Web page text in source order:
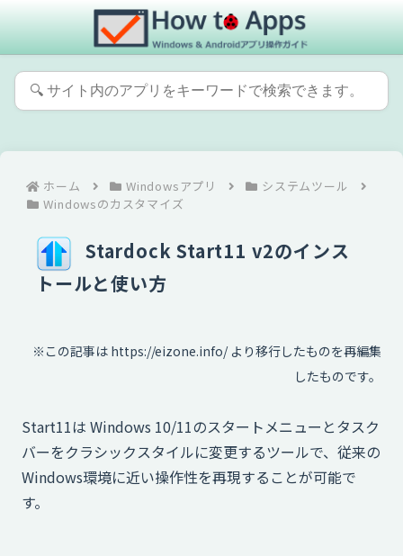
ホーム Windowsアプリ
システムツール
Windowsのカスタマイズ
Stardock Start11 v2のインス
トールと使い方
※この記事は https://eizone.info/ より移行したものを再編集
したものです。
Start11は Windows 10/11のスタートメニューとタスク
バーをクラシックスタイルに変更するツールで、従来の
Windows環境に近い操作性を再現することが可能で
す。